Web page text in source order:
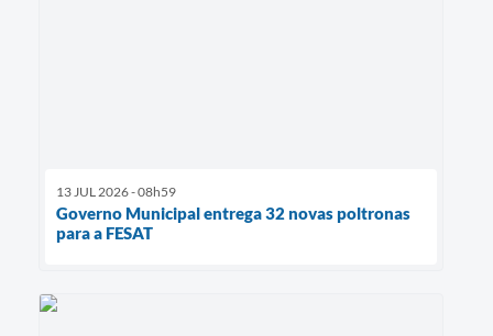
13 JUL 2026 - 08h59
Governo Municipal entrega 32 novas poltronas
para a FESAT